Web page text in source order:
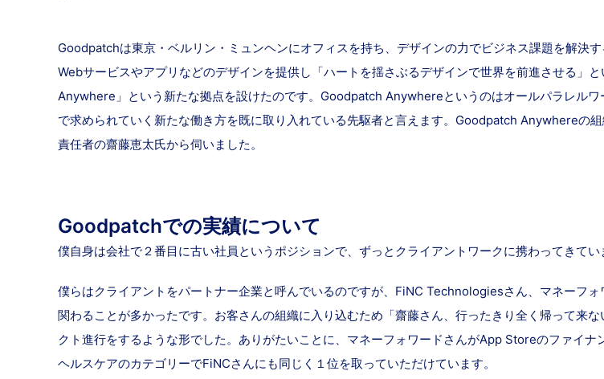
Goodpatchは東京・ベルリン・ミュンヘンにオフィスを持ち、デザインの力でビジネス課題を解決
Webサービスやアプリなどのデザインを提供し「ハートを揺さぶるデザインで世界を前進させる」
Anywhere」という新たな拠点を設けたのです。Goodpatch Anywhereというのはオールパラレル
で求められていく新たな働き方を既に取り入れている先駆者と言えます。Goodpatch Anywhereの
責任者の齋藤恵太氏から伺いました。
Goodpatchでの実績について
僕自身は会社で２番目に古い社員というポジションで、ずっとクライアントワークに携わってきてい
僕らはクライアントをパートナー企業と呼んでいるのですが、FiNC Technologiesさん、マネーフ
関わることが多かったです。お客さんの組織に入り込むため「齋藤さん、行ったきり全く帰って来
クト進行をするような形でした。ありがたいことに、マネーフォワードさんがApp Storeのファイ
ヘルスケアのカテゴリーでFiNCさんにも同じく１位を取っていただけています。